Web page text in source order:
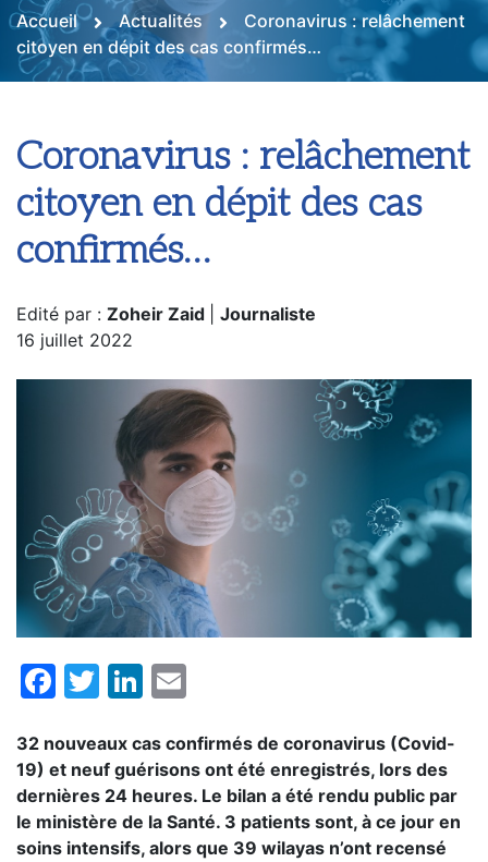
Accueil Actualités
Coronavirus : relâchement
citoyen en dépit des cas confirmés…
Coronavirus : relâchement
citoyen en dépit des cas
confirmés…
Edité par : Zoheir Zaid
Journaliste
16 juillet 2022
Facebook
TwitterLinkedIn
32 nouveaux cas confirmés de coronavirus (Covid-
19) et neuf guérisons ont été enregistrés, lors des
dernières 24 heures. Le bilan a été rendu public par
le ministère de la Santé. 3 patients sont, à ce jour en
soins intensifs, alors que 39 wilayas n’ont recensé